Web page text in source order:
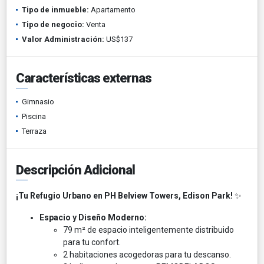
Tipo de inmueble: Apartamento
Tipo de negocio: Venta
Valor Administración: US$137
Características externas
Gimnasio
Piscina
Terraza
Descripción Adicional
¡Tu Refugio Urbano en PH Belview Towers, Edison Park! ✨
Espacio y Diseño Moderno:
79 m² de espacio inteligentemente distribuido
para tu confort.
2 habitaciones acogedoras para tu descanso.